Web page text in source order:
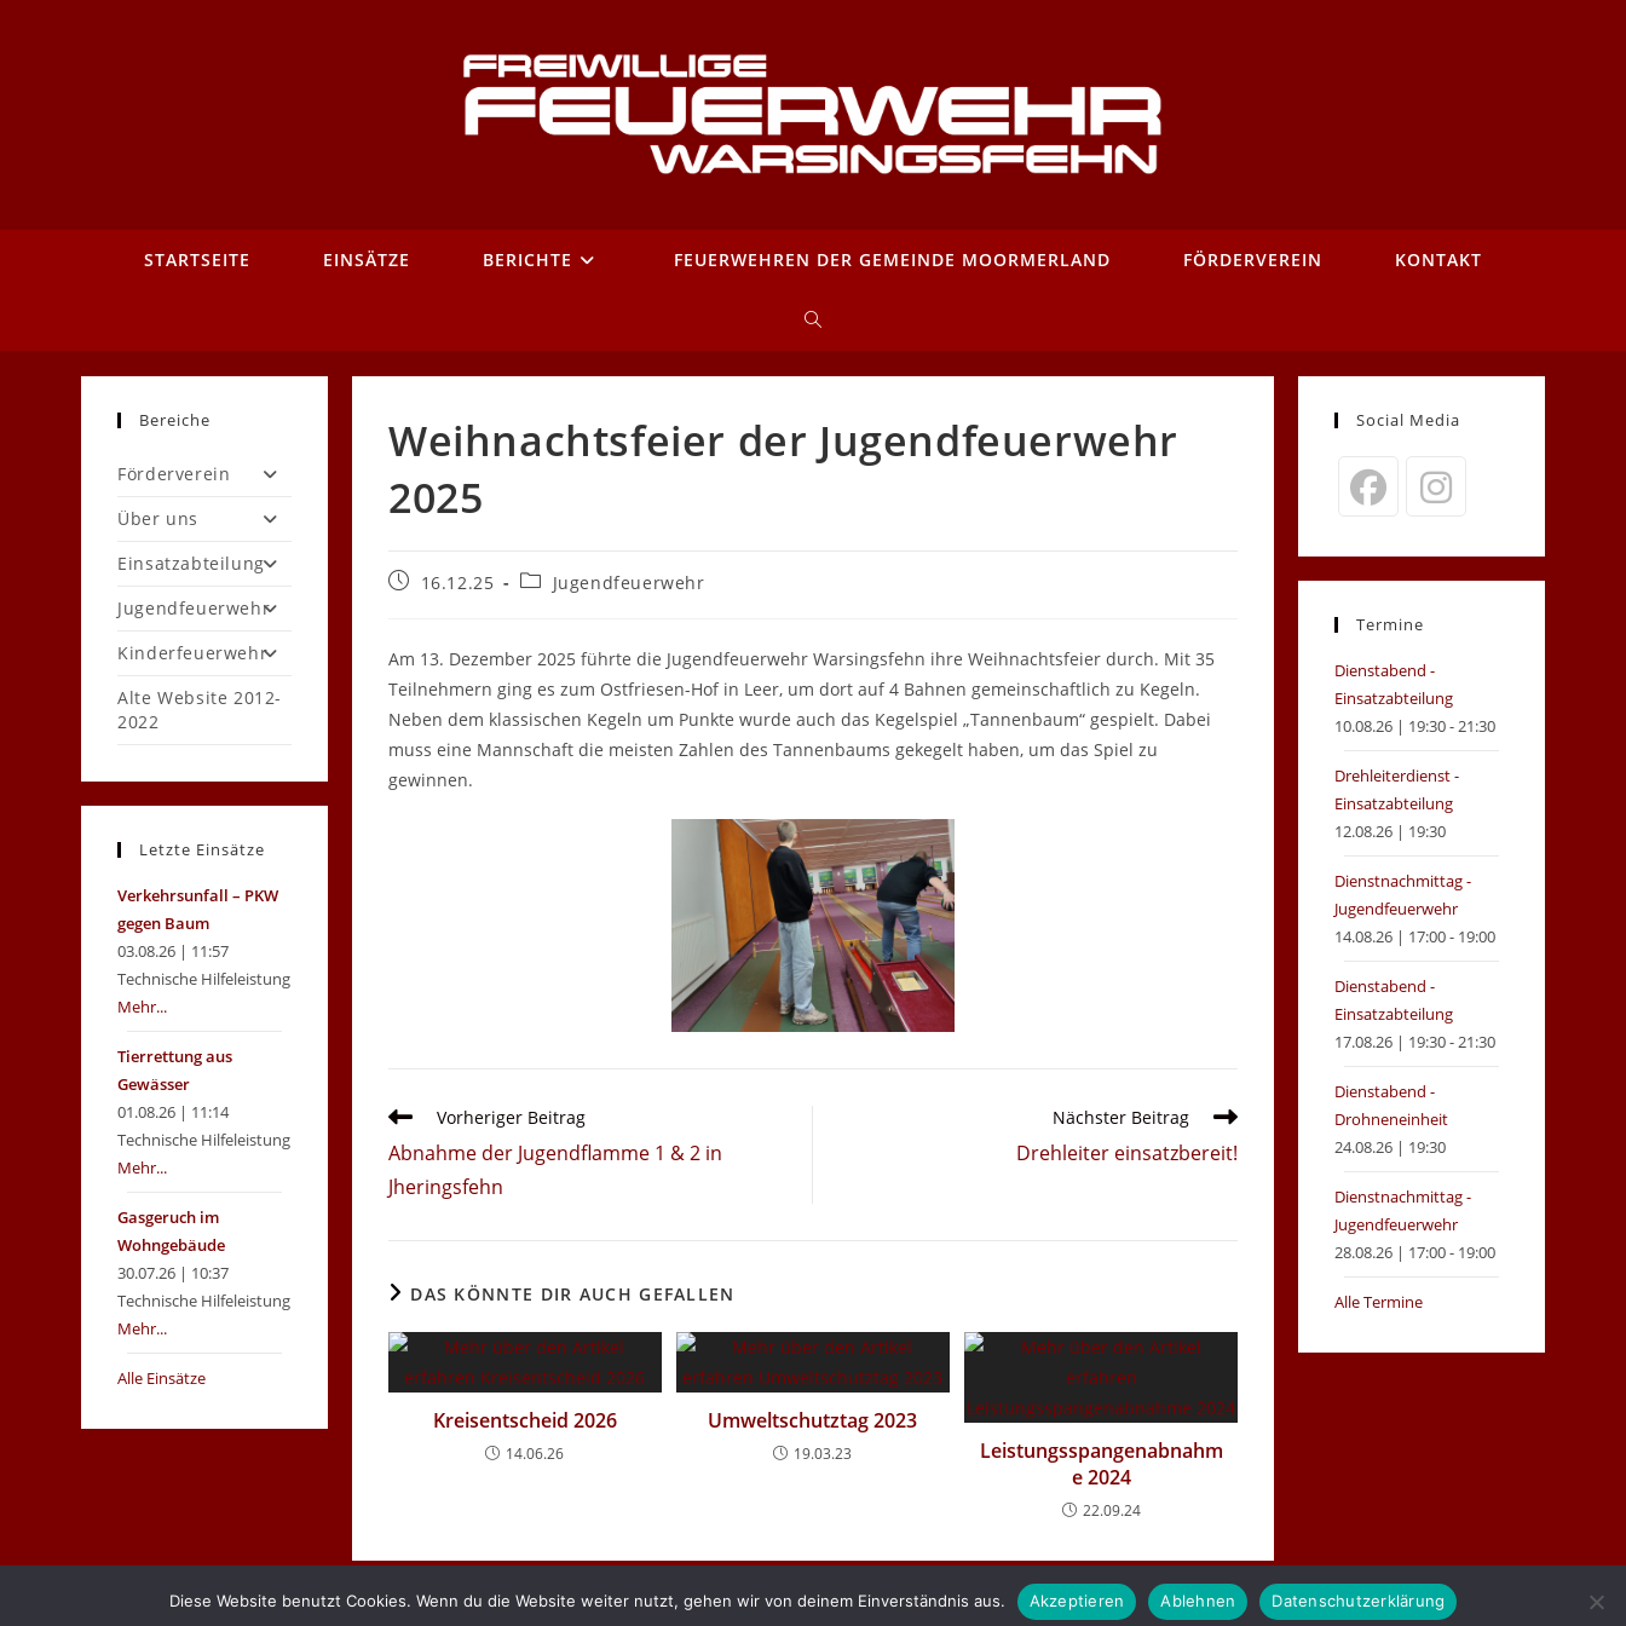
STARTSEITE EINSÄTZE BERICHTE FEUERWEHREN DER GEMEINDE MOORMERLAND FÖRDERVEREIN KONTAKT
WEBSITE-
SUCHE
UMSCHALTEN
Weihnachtsfeier der Jugendfeuerwehr
2025
Beitrag16.12.25
Beitrags-
Jugendfeuerwehr
Am 13. Dezember 2025 führte die Jugendfeuerwehr Warsingsfehn ihre Weihnachtsfeier durch. Mit 35
Teilnehmern ging es zum Ostfriesen-Hof in Leer, um dort auf 4 Bahnen gemeinschaftlich zu Kegeln.
Neben dem klassischen Kegeln um Punkte wurde auch das Kegelspiel „Tannenbaum“ gespielt. Dabei
muss eine Mannschaft die meisten Zahlen des Tannenbaums gekegelt haben, um das Spiel zu
gewinnen.
Weitere
ansehen
Vorheriger Beitrag
Abnahme der Jugendflamme 1 & 2 in
Jheringsfehn
Nächster Beitrag
Drehleiter einsatzbereit!
DAS KÖNNTE DIR AUCH GEFALLEN
Kreisentscheid 2026
14.06.26
Umweltschutztag 2023
19.03.23
Leistungsspangenabnahm
e 2024
22.09.24
Bereiche
Förderverein
Über uns
Einsatzabteilung
Jugendfeuerwehr
Kinderfeuerwehr
Alte Website 2012-
2022
Letzte Einsätze
Verkehrsunfall – PKW
gegen Baum
03.08.26 | 11:57
Technische Hilfeleistung
Mehr...
Tierrettung aus
Gewässer
01.08.26 | 11:14
Technische Hilfeleistung
Mehr...
Gasgeruch im
Wohngebäude
30.07.26 | 10:37
Technische Hilfeleistung
Mehr...
Alle Einsätze
Social Media
in
new
in
new
Termine
Dienstabend -
Einsatzabteilung
10.08.26 | 19:30 - 21:30
Drehleiterdienst -
Einsatzabteilung
12.08.26 | 19:30
Dienstnachmittag -
Jugendfeuerwehr
14.08.26 | 17:00 - 19:00
Dienstabend -
Einsatzabteilung
17.08.26 | 19:30 - 21:30
Dienstabend -
Drohneneinheit
24.08.26 | 19:30
Dienstnachmittag -
Jugendfeuerwehr
28.08.26 | 17:00 - 19:00
Alle Termine
Gemeinde Moormerland Impressum
Copyright 2026 - Feuerwehr Warsingsfehn
Diese Website benutzt Cookies. Wenn du die Website weiter nutzt, gehen wir von deinem Einverständnis aus. Akzeptieren Ablehnen Datenschutzerklärung